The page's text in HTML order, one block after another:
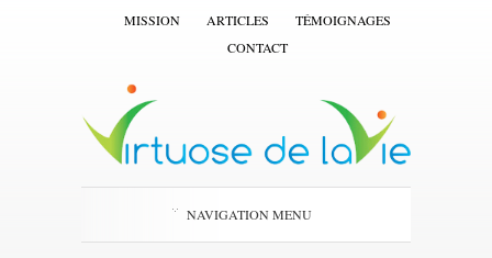
MISSION ARTICLES
TÉMOIGNAGES
CONTACT
NAVIGATION MENU